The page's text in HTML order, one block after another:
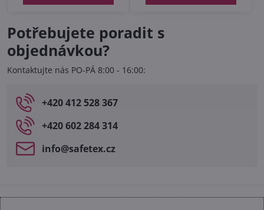
Potřebujete poradit s
objednávkou?
Kontaktujte nás PO-PÁ 8:00 - 16:00:
+420 412 528 367
+420 602 284 314
info​@safetex​.cz